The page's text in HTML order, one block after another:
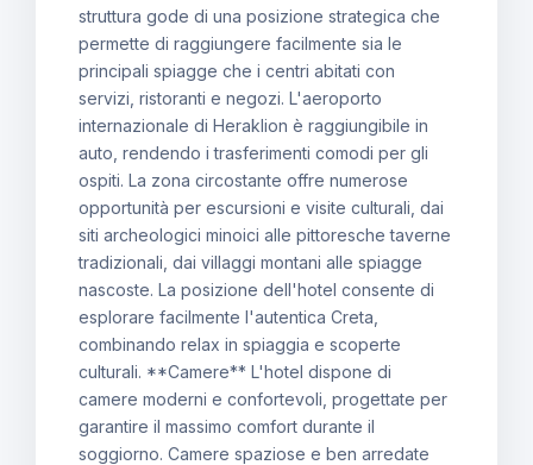
struttura gode di una posizione strategica che
permette di raggiungere facilmente sia le
principali spiagge che i centri abitati con
servizi, ristoranti e negozi. L'aeroporto
internazionale di Heraklion è raggiungibile in
auto, rendendo i trasferimenti comodi per gli
ospiti. La zona circostante offre numerose
opportunità per escursioni e visite culturali, dai
siti archeologici minoici alle pittoresche taverne
tradizionali, dai villaggi montani alle spiagge
nascoste. La posizione dell'hotel consente di
esplorare facilmente l'autentica Creta,
combinando relax in spiaggia e scoperte
culturali. **Camere** L'hotel dispone di
camere moderni e confortevoli, progettate per
garantire il massimo comfort durante il
soggiorno. Camere spaziose e ben arredate